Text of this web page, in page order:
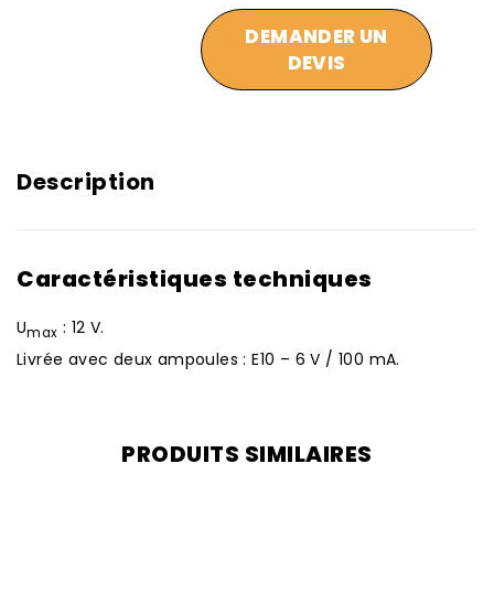
DEMANDER UN
DEVIS
Description
Caractéristiques techniques
Umax : 12 V.
Livrée avec deux ampoules : E10 – 6 V / 100 mA.
PRODUITS SIMILAIRES